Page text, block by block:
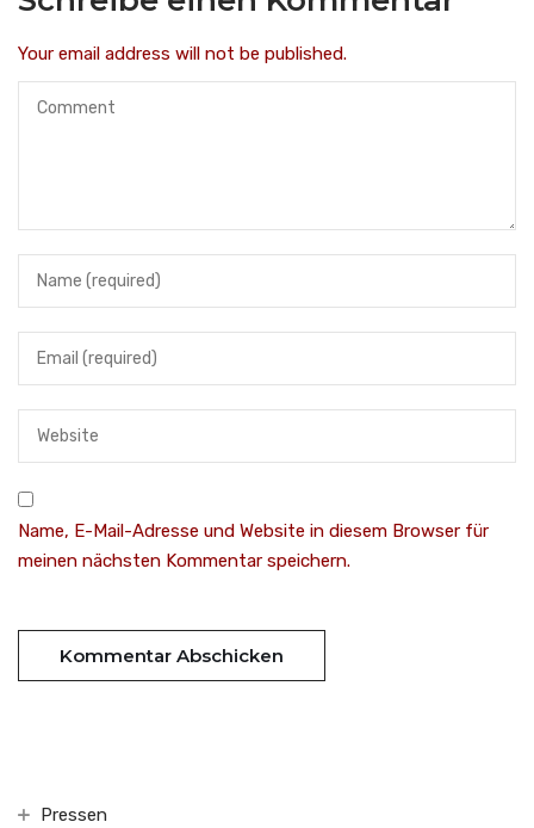
Your email address will not be published.
Name, E-Mail-Adresse und Website in diesem Browser für
meinen nächsten Kommentar speichern.
Pressen